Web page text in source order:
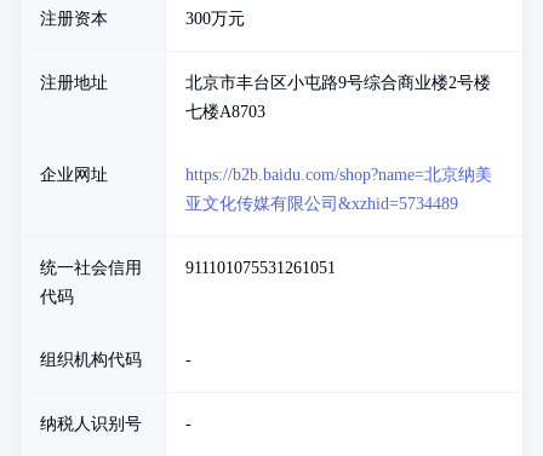
注册资本 300万元
注册地址
北京市丰台区小屯路9号综合商业楼2号楼
七楼A8703
企业网址
https://b2b.baidu.com/shop?name=北京纳美
亚文化传媒有限公司&xzhid=5734489
统一社会信用
代码
911101075531261051
组织机构代码 -
纳税人识别号 -